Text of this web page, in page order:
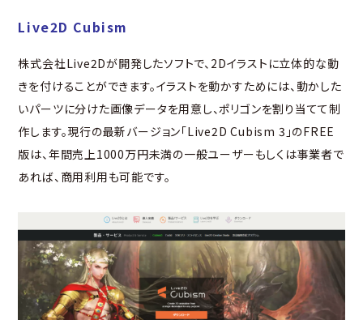
Live2D Cubism
株式会社Live2Dが開発したソフトで、2Dイラストに立体的な動
きを付けることができます。イラストを動かすためには、動かした
いパーツに分けた画像データを用意し、ポリゴンを割り当てて制
作します。現行の最新バージョン「Live2D Cubism 3」のFREE
版は、年間売上1000万円未満の一般ユーザーもしくは事業者で
あれば、商用利用も可能です。